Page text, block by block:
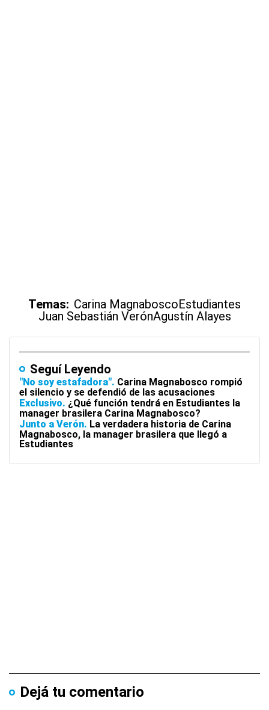
Temas: Carina MagnaboscoEstudiantes
Juan Sebastián VerónAgustín Alayes
Seguí Leyendo
"No soy estafadora" Carina Magnabosco rompió
el silencio y se defendió de las acusaciones
Exclusivo ¿Qué función tendrá en Estudiantes la
manager brasilera Carina Magnabosco?
Junto a Verón La verdadera historia de Carina
Magnabosco, la manager brasilera que llegó a
Estudiantes
Dejá tu comentario